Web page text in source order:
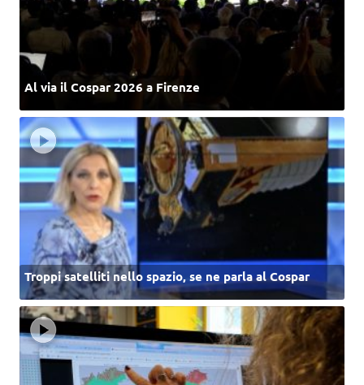
Al via il Cospar 2026 a Firenze
Troppi satelliti nello spazio, se ne parla al Cospar